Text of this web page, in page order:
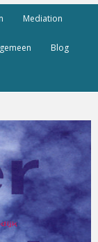
Mediation
Blog